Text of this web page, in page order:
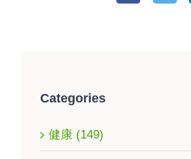
Categories
健康 (149)